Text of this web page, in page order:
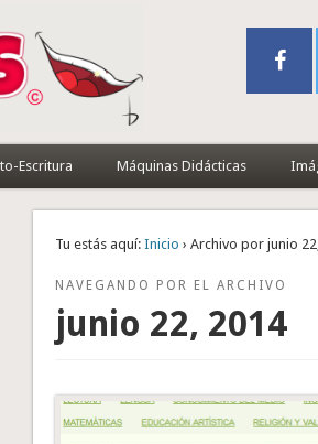
Escritura Máquinas Didácticas
Tu estás aquí: Inicio › Archivo por junio
NAVEGANDO POR EL ARCHIVO
junio 22, 2014